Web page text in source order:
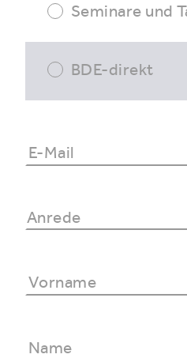
Seminare und
BDE-direkt